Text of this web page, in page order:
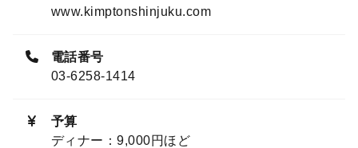
www.kimptonshinjuku.com
電話番号
03-6258-1414
予算
ディナー：9,000円ほど